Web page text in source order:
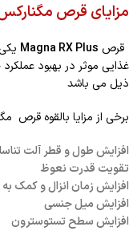
مزایای قرص
قرص Magna RX Plus
غذایی موثر در بهبود
ذیل می باشد
برخی از مزایا بالقوه قرص
افزایش طول و قطر آلت
تقویت قدرت نعوظ
افزایش زمان انزال و کمک به
افزایش میل جنسی
افزایش سطح تستوسترون